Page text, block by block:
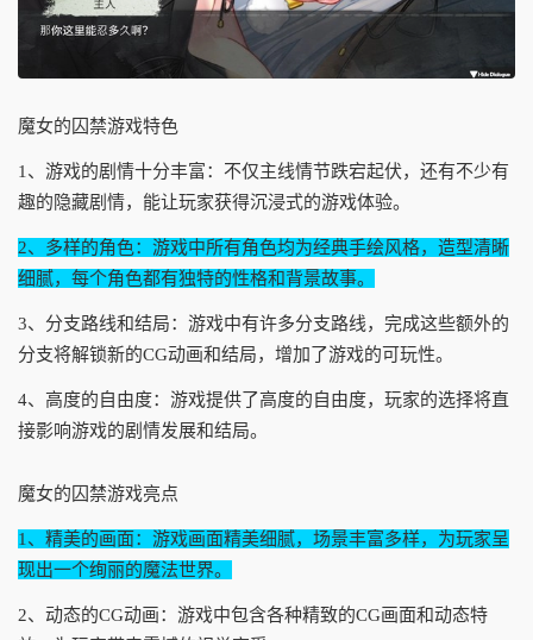
魔女的囚禁游戏特色
1、游戏的剧情十分丰富：不仅主线情节跌宕起伏，还有不少有
趣的隐藏剧情，能让玩家获得沉浸式的游戏体验。
2、多样的角色：游戏中所有角色均为经典手绘风格，造型清晰
细腻，每个角色都有独特的性格和背景故事。
3、分支路线和结局：游戏中有许多分支路线，完成这些额外的
分支将解锁新的CG动画和结局，增加了游戏的可玩性。
4、高度的自由度：游戏提供了高度的自由度，玩家的选择将直
接影响游戏的剧情发展和结局。
魔女的囚禁游戏亮点
1、精美的画面：游戏画面精美细腻，场景丰富多样，为玩家呈
现出一个绚丽的魔法世界。
2、动态的CG动画：游戏中包含各种精致的CG画面和动态特